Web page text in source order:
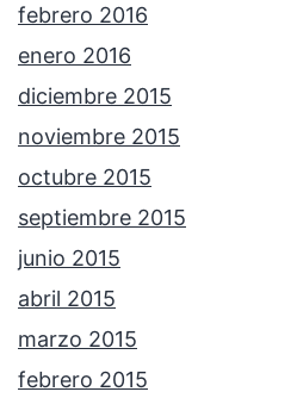
febrero 2016
enero 2016
diciembre 2015
noviembre 2015
octubre 2015
septiembre 2015
junio 2015
abril 2015
marzo 2015
febrero 2015